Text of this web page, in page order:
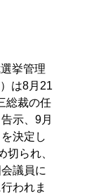
挙管理
は8月21
総裁の任
示、9月
決定し
切られ、
議員に
われま